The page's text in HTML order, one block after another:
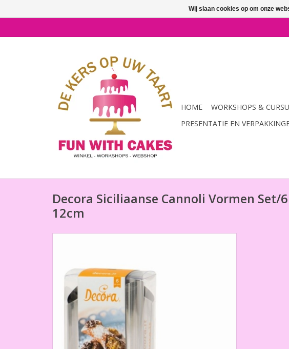
HOME WORKSHOPS &
PRESENTATIE EN
Decora Siciliaanse Cannoli Vormen Set/
12cm
Wij slaan cookies op om onze